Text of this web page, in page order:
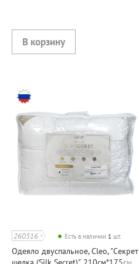
260516 Есть в наличии 1 шт.
Одеяло двуспальное, Cleo, "Секрет